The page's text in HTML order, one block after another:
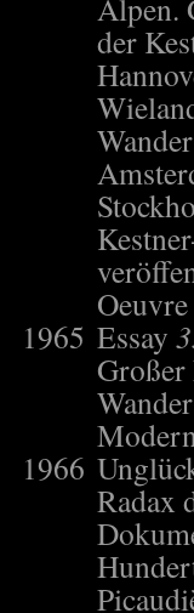
Alpen.
der
1965 Essay
1966
Radax